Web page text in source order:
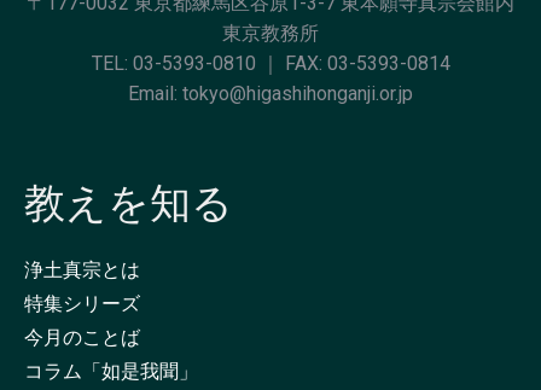
東京教務所
TEL: 03-5393-0810 ｜ FAX: 03-5393-0814
Email: tokyo@higashihonganji.or.jp
教えを知る
浄土真宗とは
特集シリーズ
今月のことば
コラム「如是我聞」